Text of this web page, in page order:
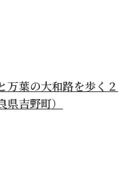
万葉の大和路を歩く２
県吉野町）